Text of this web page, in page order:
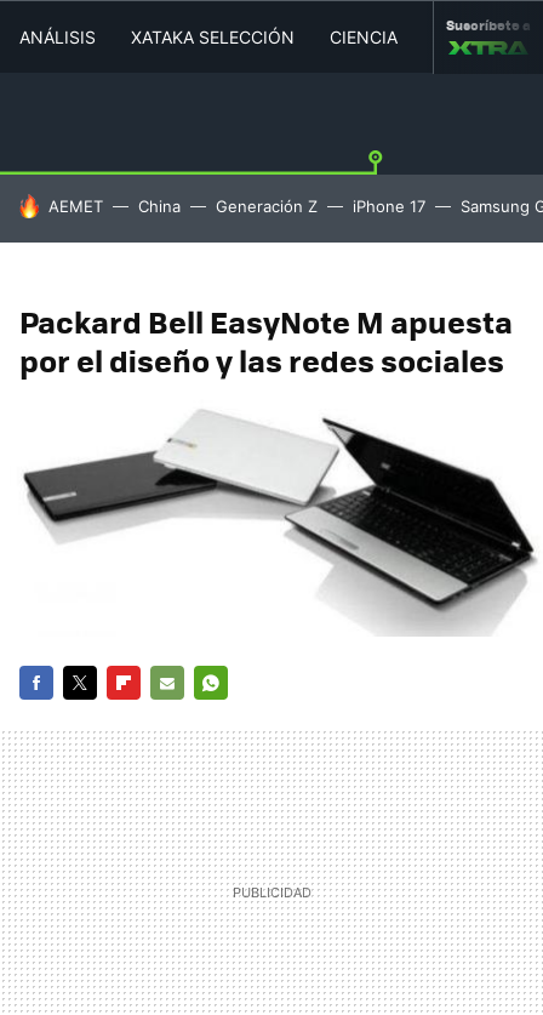
ANÁLISIS XATAKA SELECCIÓN CIENCIA MOVILIDAD
Suscríbete a
HOY SE HABLA DE
AEMET China Generación Z iPhone 17 Samsung
Packard Bell EasyNote M apuesta
por el diseño y las redes sociales
MAIL